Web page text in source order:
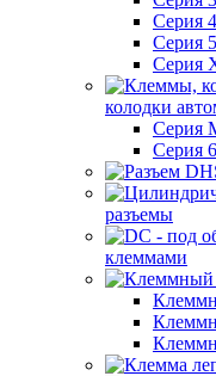
Серия
Серия
Серия
колодки
Серия
Серия
разъемы
клеммами